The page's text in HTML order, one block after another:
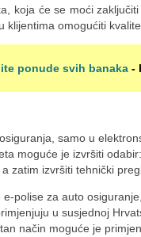
koja će se moći
klijentima omogućiti
ponude svih banaka-
samo u
moguće je izvršiti
zatim izvršiti tehnički
polise za auto
u susjednoj
način moguće je